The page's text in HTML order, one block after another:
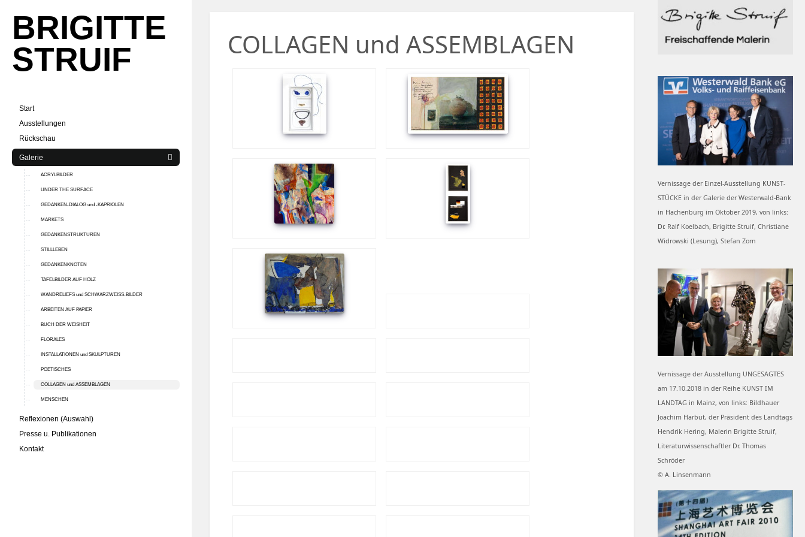
BRIGITTE
STRUIF
Start
Ausstellungen
Rückschau
Galerie
ACRYLBILDER
UNDER THE SURFACE
GEDANKEN-DIALOG und -KAPRIOLEN
MARKETS
GEDANKENSTRUKTUREN
STILLLEBEN
GEDANKENKNOTEN
TAFELBILDER AUF HOLZ
WANDRELIEFS und SCHWARZWEISS-BILDER
ARBEITEN AUF PAPIER
BUCH DER WEISHEIT
FLORALES
INSTALLATIONEN und SKULPTUREN
POETISCHES
COLLAGEN und ASSEMBLAGEN
MENSCHEN
Reflexionen (Auswahl)
Presse u. Publikationen
Kontakt
COLLAGEN und ASSEMBLAGEN
Vernissage der Einzel-Ausstellung KUNST-
STÜCKE in der Galerie der Westerwald-Bank
in Hachenburg im Oktober 2019, von links:
Dr. Ralf Koelbach, Brigitte Struif, Christiane
Widrowski (Lesung), Stefan Zorn
Vernissage der Ausstellung UNGESAGTES
am 17.10.2018 in der Reihe KUNST IM
LANDTAG in Mainz, von links: Bildhauer
Joachim Harbut, der Präsident des Landtags
Hendrik Hering, Malerin Brigitte Struif,
Literaturwissenschaftler Dr. Thomas
Schröder
© A. Linsenmann